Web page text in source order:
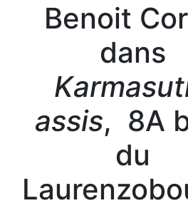
Benoit
dans
assis, 8A
du